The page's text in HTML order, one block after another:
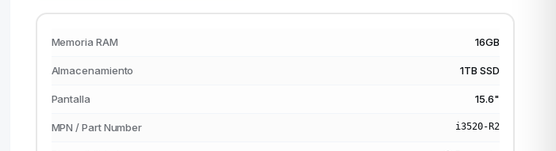
Memoria RAM 16GB
Almacenamiento 1TB SSD
Pantalla 15.6"
MPN / Part Number i3520-R2